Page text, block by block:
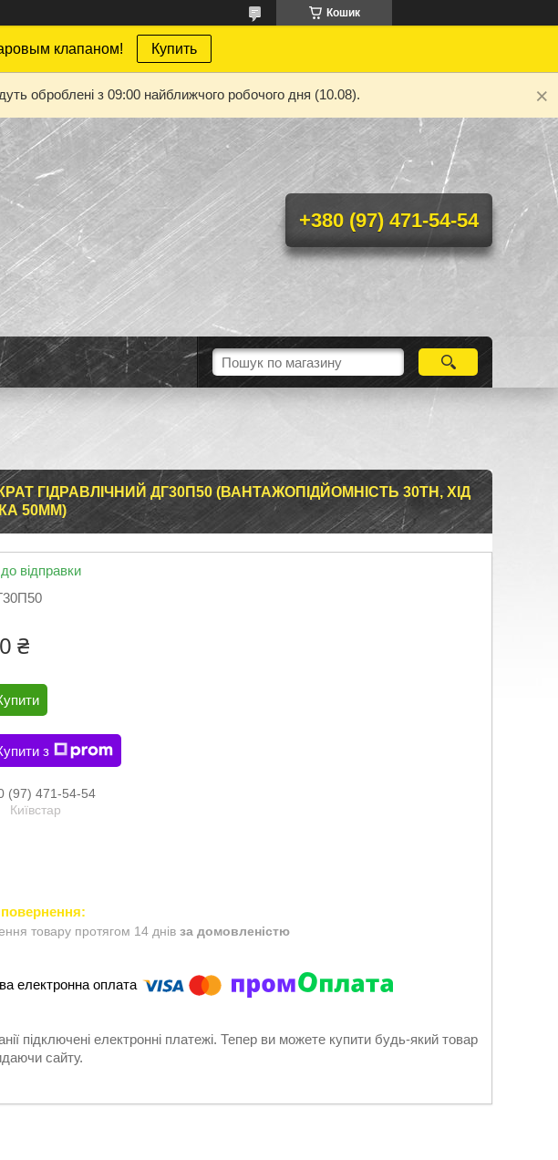
Кошик
клапаном! Купить
оброблені з 09:00 найближчого робочого дня (10.08).
+380 (97) 471-54-54
ГІДРАВЛІЧНИЙ ДГ30П50 (ВАНТАЖОПІДЙОМНІСТЬ 30ТН, ХІД
50ММ)
відправки
₴
з
(97) 471-54-54
Київстар
товару протягом 14 днів за домовленістю
підключені електронні платежі. Тепер ви можете купити будь-який товар
сайту.